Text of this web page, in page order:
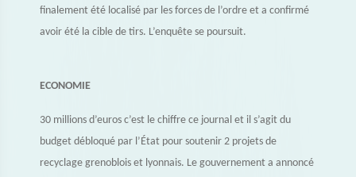
finalement été localisé par les forces de l’ordre et a confirmé
avoir été la cible de tirs. L’enquête se poursuit.
ECONOMIE
30 millions d’euros c’est le chiffre ce journal et il s’agit du
budget débloqué par l’État pour soutenir 2 projets de
recyclage grenoblois et lyonnais. Le gouvernement a annoncé